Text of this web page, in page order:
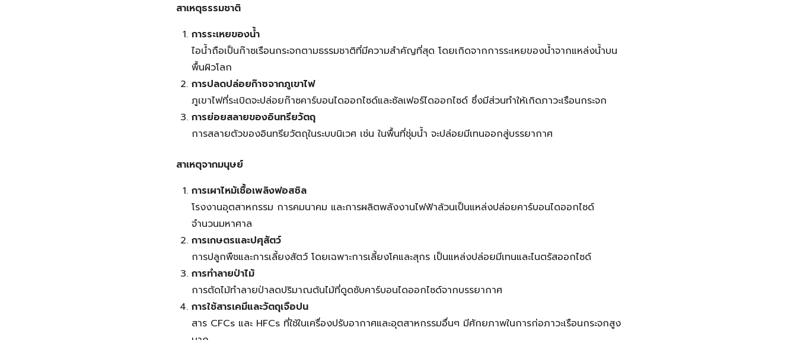
for:
Search
สาเหตุธรรมชาติ
การระเหยของน้ำ
ไอน้ำถือเป็นก๊าซเรือนกระจกตามธรรมชาติที่มีความสำคัญที่สุด โดยเกิดจากการระเหยของน้ำจากแหล่งน้ำบน
พื้นผิวโลก
การปลดปล่อยก๊าซจากภูเขาไฟ
ภูเขาไฟที่ระเบิดจะปล่อยก๊าซคาร์บอนไดออกไซด์และซัลเฟอร์ไดออกไซด์ ซึ่งมีส่วนทำให้เกิดภาวะเรือนกระจก
การย่อยสลายของอินทรียวัตถุ
การสลายตัวของอินทรียวัตถุในระบบนิเวศ เช่น ในพื้นที่ชุ่มน้ำ จะปล่อยมีเทนออกสู่บรรยากาศ
สาเหตุจากมนุษย์
การเผาไหม้เชื้อเพลิงฟอสซิล
โรงงานอุตสาหกรรม การคมนาคม และการผลิตพลังงานไฟฟ้าล้วนเป็นแหล่งปล่อยคาร์บอนไดออกไซด์
จำนวนมหาศาล
การเกษตรและปศุสัตว์
การปลูกพืชและการเลี้ยงสัตว์ โดยเฉพาะการเลี้ยงโคและสุกร เป็นแหล่งปล่อยมีเทนและไนตรัสออกไซด์
การทำลายป่าไม้
การตัดไม้ทำลายป่าลดปริมาณต้นไม้ที่ดูดซับคาร์บอนไดออกไซด์จากบรรยากาศ
การใช้สารเคมีและวัตถุเจือปน
สาร CFCs และ HFCs ที่ใช้ในเครื่องปรับอากาศและอุตสาหกรรมอื่นๆ มีศักยภาพในการก่อภาวะเรือนกระจกสูง